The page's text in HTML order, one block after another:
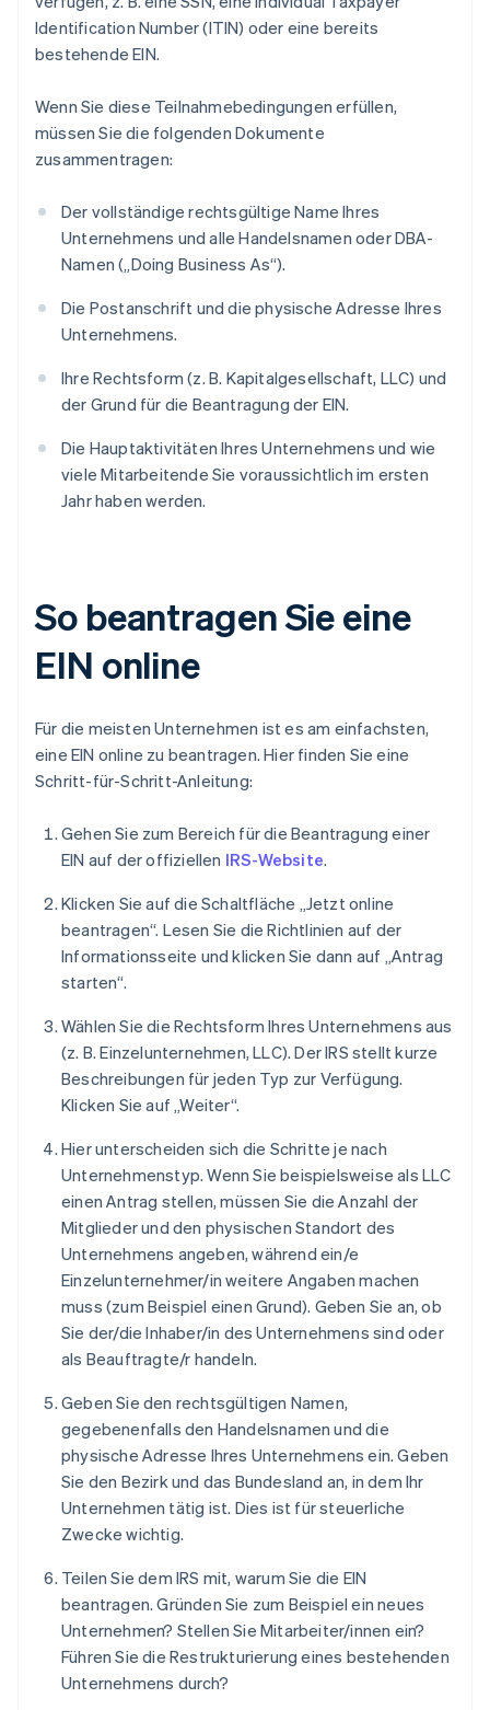
Identification Number (ITIN) oder eine bereits
bestehende EIN.
Wenn Sie diese Teilnahmebedingungen erfüllen,
müssen Sie die folgenden Dokumente
zusammentragen:
Der vollständige rechtsgültige Name Ihres
Unternehmens und alle Handelsnamen oder DBA-
Namen („Doing Business As“).
Die Postanschrift und die physische Adresse Ihres
Unternehmens.
Ihre Rechtsform (z. B. Kapitalgesellschaft, LLC) und
der Grund für die Beantragung der EIN.
Die Hauptaktivitäten Ihres Unternehmens und wie
viele Mitarbeitende Sie voraussichtlich im ersten
Jahr haben werden.
So beantragen Sie eine
EIN online
Für die meisten Unternehmen ist es am einfachsten,
eine EIN online zu beantragen. Hier finden Sie eine
Schritt-für-Schritt-Anleitung:
Gehen Sie zum Bereich für die Beantragung einer
EIN auf der offiziellen IRS-Website.
Klicken Sie auf die Schaltfläche „Jetzt online
beantragen“. Lesen Sie die Richtlinien auf der
Informationsseite und klicken Sie dann auf „Antrag
starten“.
Wählen Sie die Rechtsform Ihres Unternehmens aus
(z. B. Einzelunternehmen, LLC). Der IRS stellt kurze
Beschreibungen für jeden Typ zur Verfügung.
Klicken Sie auf „Weiter“.
Hier unterscheiden sich die Schritte je nach
Unternehmenstyp. Wenn Sie beispielsweise als LLC
einen Antrag stellen, müssen Sie die Anzahl der
Mitglieder und den physischen Standort des
Unternehmens angeben, während ein/e
Einzelunternehmer/in weitere Angaben machen
muss (zum Beispiel einen Grund). Geben Sie an, ob
Sie der/die Inhaber/in des Unternehmens sind oder
als Beauftragte/r handeln.
Geben Sie den rechtsgültigen Namen,
gegebenenfalls den Handelsnamen und die
physische Adresse Ihres Unternehmens ein. Geben
Sie den Bezirk und das Bundesland an, in dem Ihr
Unternehmen tätig ist. Dies ist für steuerliche
Zwecke wichtig.
Teilen Sie dem IRS mit, warum Sie die EIN
beantragen. Gründen Sie zum Beispiel ein neues
Unternehmen? Stellen Sie Mitarbeiter/innen ein?
Führen Sie die Restrukturierung eines bestehenden
Unternehmens durch?